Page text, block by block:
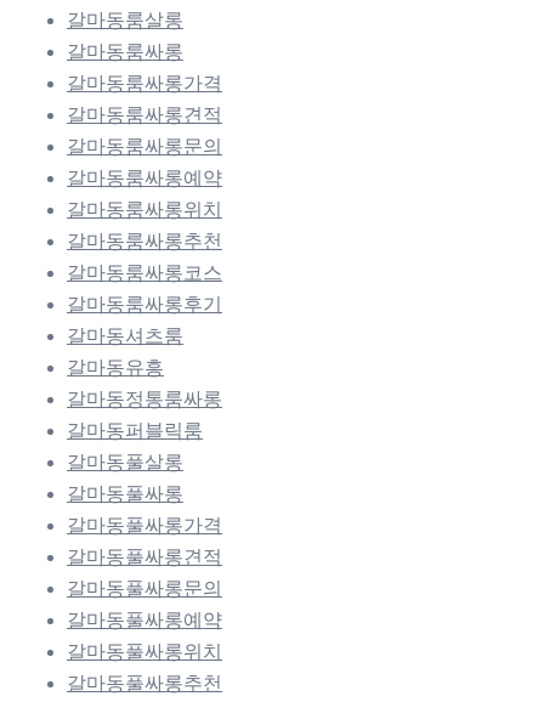
갈마동룸살롱
갈마동룸싸롱
갈마동룸싸롱가격
갈마동룸싸롱견적
갈마동룸싸롱문의
갈마동룸싸롱예약
갈마동룸싸롱위치
갈마동룸싸롱추천
갈마동룸싸롱코스
갈마동룸싸롱후기
갈마동셔츠룸
갈마동유흥
갈마동정통룸싸롱
갈마동퍼블릭룸
갈마동풀살롱
갈마동풀싸롱
갈마동풀싸롱가격
갈마동풀싸롱견적
갈마동풀싸롱문의
갈마동풀싸롱예약
갈마동풀싸롱위치
갈마동풀싸롱추천